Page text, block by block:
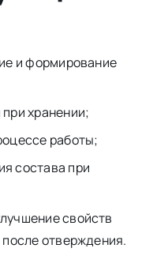
и формирование
хранении;
работы;
состава при
свойств
отверждения.